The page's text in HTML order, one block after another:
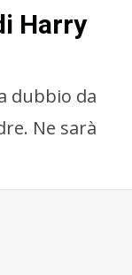
Harry
dubbio da
Ne sarà